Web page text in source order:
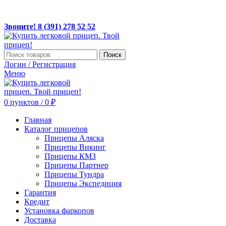
Звоните! 8 (391) 278 52 52
Поиск
Логин / Регистрация
Меню
0 пунктов / 0 ₽
Главная
Каталог прицепов
Прицепы Аляска
Прицепы Викинг
Прицепы КМЗ
Прицепы Партнер
Прицепы Тундра
Прицепы Экспедиция
Гарантия
Кредит
Установка фаркопов
Доставка